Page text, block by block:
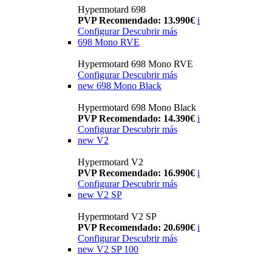
Hypermotard 698
PVP Recomendado: 13.990€ i
ConfigurarDescubrir más
698 Mono RVE
Hypermotard 698 Mono RVE
Configurar Descubrir más
new 698 Mono Black
Hypermotard 698 Mono Black
PVP Recomendado: 14.390€ i
Configurar Descubrir más
new V2
Hypermotard V2
PVP Recomendado: 16.990€ i
Configurar Descubrir más
new V2 SP
Hypermotard V2 SP
PVP Recomendado: 20.690€ i
Configurar Descubrir más
new V2 SP 100